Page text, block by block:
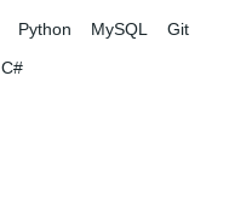
Python MySQL
Git
C#